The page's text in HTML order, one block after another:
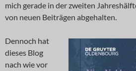
mich gerade in der zweiten
von neuen Beiträgen abgehalten.
Dennoch hat
dieses Blog
nach wie vor